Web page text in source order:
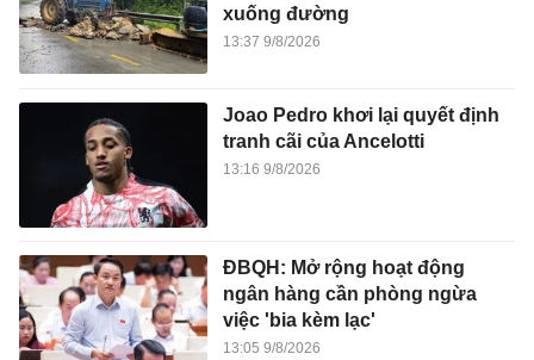
xuống đường
13:37 9/8/2026
Joao Pedro khơi lại quyết định
tranh cãi của Ancelotti
13:16 9/8/2026
ĐBQH: Mở rộng hoạt động
ngân hàng cần phòng ngừa
việc 'bia kèm lạc'
13:05 9/8/2026